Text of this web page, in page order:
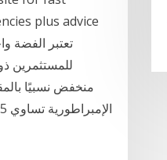
plus advice
للمستثمرين